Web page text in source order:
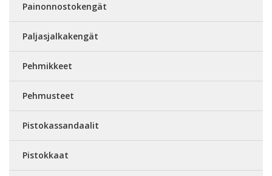
Painonnostokengät
Paljasjalkakengät
Pehmikkeet
Pehmusteet
Pistokassandaalit
Pistokkaat